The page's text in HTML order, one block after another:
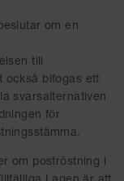
om en
till
också bifogas ett
svarsalternativen
för
om poströstning i